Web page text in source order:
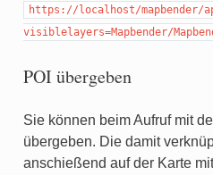
https://localhost/mapbender/
visiblelayers=Mapbender/
POI übergeben
Sie können beim Aufruf mit
übergeben. Die damit
anschießend auf der Karte